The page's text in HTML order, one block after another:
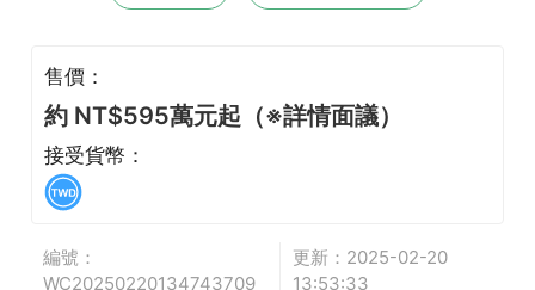
售價：
約 NT$595萬元起（※詳情面議）
接受貨幣：
編號：
WC20250220134743709
更新：2025-02-20
13:53:33